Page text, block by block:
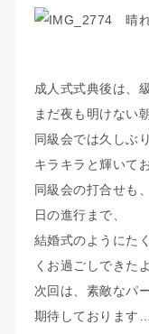
晴れ
成人式式典後は、
まだ夜も明けない
同級会では久しぶ
キラキラと輝いて
同級会の打合せも
日の進行まで、
結婚式のようにた
くお過ごしできた
次回は、素敵なパ
期待しております